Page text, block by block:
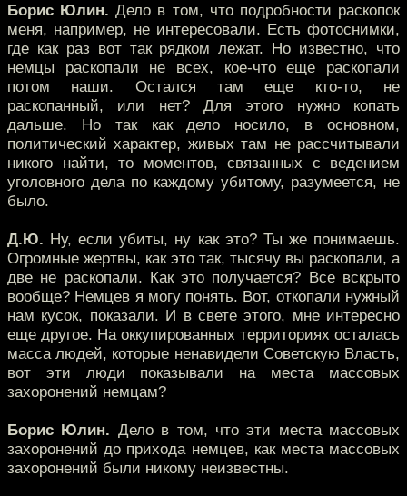
Борис Юлин. Дело в том, что подробности раскопок
меня, например, не интересовали. Есть фотоснимки,
где как раз вот так рядком лежат. Но известно, что
немцы раскопали не всех, кое-что еще раскопали
потом наши. Остался там еще кто-то, не
раскопанный, или нет? Для этого нужно копать
дальше. Но так как дело носило, в основном,
политический характер, живых там не рассчитывали
никого найти, то моментов, связанных с ведением
уголовного дела по каждому убитому, разумеется, не
было.
Д.Ю. Ну, если убиты, ну как это? Ты же понимаешь.
Огромные жертвы, как это так, тысячу вы раскопали, а
две не раскопали. Как это получается? Все вскрыто
вообще? Немцев я могу понять. Вот, откопали нужный
нам кусок, показали. И в свете этого, мне интересно
еще другое. На оккупированных территориях осталась
масса людей, которые ненавидели Советскую Власть,
вот эти люди показывали на места массовых
захоронений немцам?
Борис Юлин. Дело в том, что эти места массовых
захоронений до прихода немцев, как места массовых
захоронений были никому неизвестны.